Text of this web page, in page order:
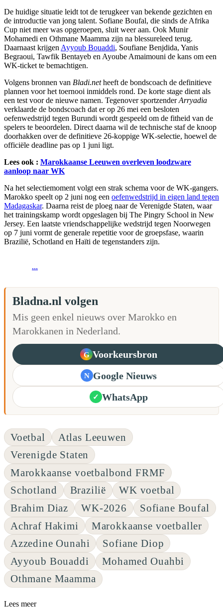
De huidige situatie leidt tot de terugkeer van bekende gezichten en
de introductie van jong talent. Sofiane Boufal, die sinds de Afrika
Cup niet meer was opgeroepen, sluit weer aan. Ook Munir
Mohamedi en Othmane Maamma zijn na blessureleed terug.
Daarnaast krijgen Ayyoub Bouaddi, Soufiane Benjdida, Yanis
Begraoui, Tawfik Bentayeb en Ayoube Amaimouni de kans om een
WK-ticket te bemachtigen.
Volgens bronnen van Bladi.netheeft de bondscoach de definitieve
plannen voor het toernooi inmiddels rond. De korte stage dient als
een test voor de nieuwe namen. Tegenover sportzenderArryadia
verklaarde de bondscoach dat er op 26 mei een besloten
oefenwedstrijd tegen Burundi wordt gespeeld om de fitheid van de
spelers te beoordelen. Direct daarna wil de technische staf de knoop
doorhakken over de definitieve 26-koppige WK-selectie, hoewel de
officiële deadline pas op 1 juni ligt.
Lees ook : Marokkaanse Leeuwen overleven loodzware
aanloop naar WK
Na het selectiemoment volgt een strak schema voor de WK-gangers.
Marokko speelt op 2 juni nog een oefenwedstrijd in eigen land tegen
Madagaskar. Daarna reist de ploeg naar de Verenigde Staten, waar
het trainingskamp wordt opgeslagen bij The Pingry School in New
Jersey. Een laatste vriendschappelijke wedstrijd tegen Noorwegen
op 7 juni vormt de generale repetitie voor de groepsfase, waarin
Brazilië, Schotland en Haïti de tegenstanders zijn.
...
Bladna.nl volgen
Mis geen enkel nieuws over Marokko en
Marokkanen in Nederland.
G Voorkeursbron
N Google Nieuws
✓ WhatsApp
Voetbal
Atlas Leeuwen
Verenigde Staten
Marokkaanse voetbalbond FRMF
Schotland
Brazilië
WK voetbal
Brahim Diaz
WK-2026
Sofiane Boufal
Achraf Hakimi
Marokkaanse voetballer
Azzedine Ounahi
Sofiane Diop
Ayyoub Bouaddi
Mohamed Ouahbi
Othmane Maamma
Lees meer